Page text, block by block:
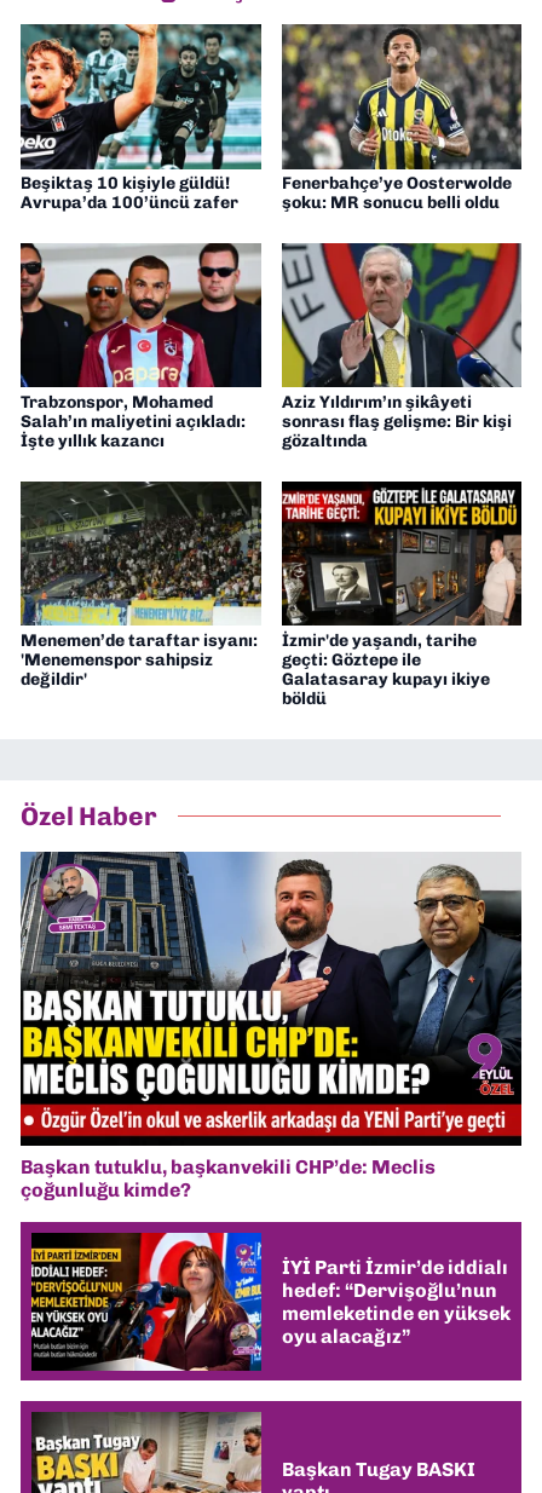
Beşiktaş 10 kişiyle güldü!
Avrupa’da 100’üncü zafer
Fenerbahçe’ye Oosterwolde
şoku: MR sonucu belli oldu
Trabzonspor, Mohamed
Salah’ın maliyetini açıkladı:
İşte yıllık kazancı
Aziz Yıldırım’ın şikâyeti
sonrası flaş gelişme: Bir kişi
gözaltında
Menemen’de taraftar isyanı:
'Menemenspor sahipsiz
değildir'
İzmir'de yaşandı, tarihe
geçti: Göztepe ile
Galatasaray kupayı ikiye
böldü
Özel Haber
Başkan tutuklu, başkanvekili CHP’de: Meclis
çoğunluğu kimde?
İYİ Parti İzmir’de iddialı
hedef: “Dervişoğlu’nun
memleketinde en yüksek
oyu alacağız”
Başkan Tugay BASKI